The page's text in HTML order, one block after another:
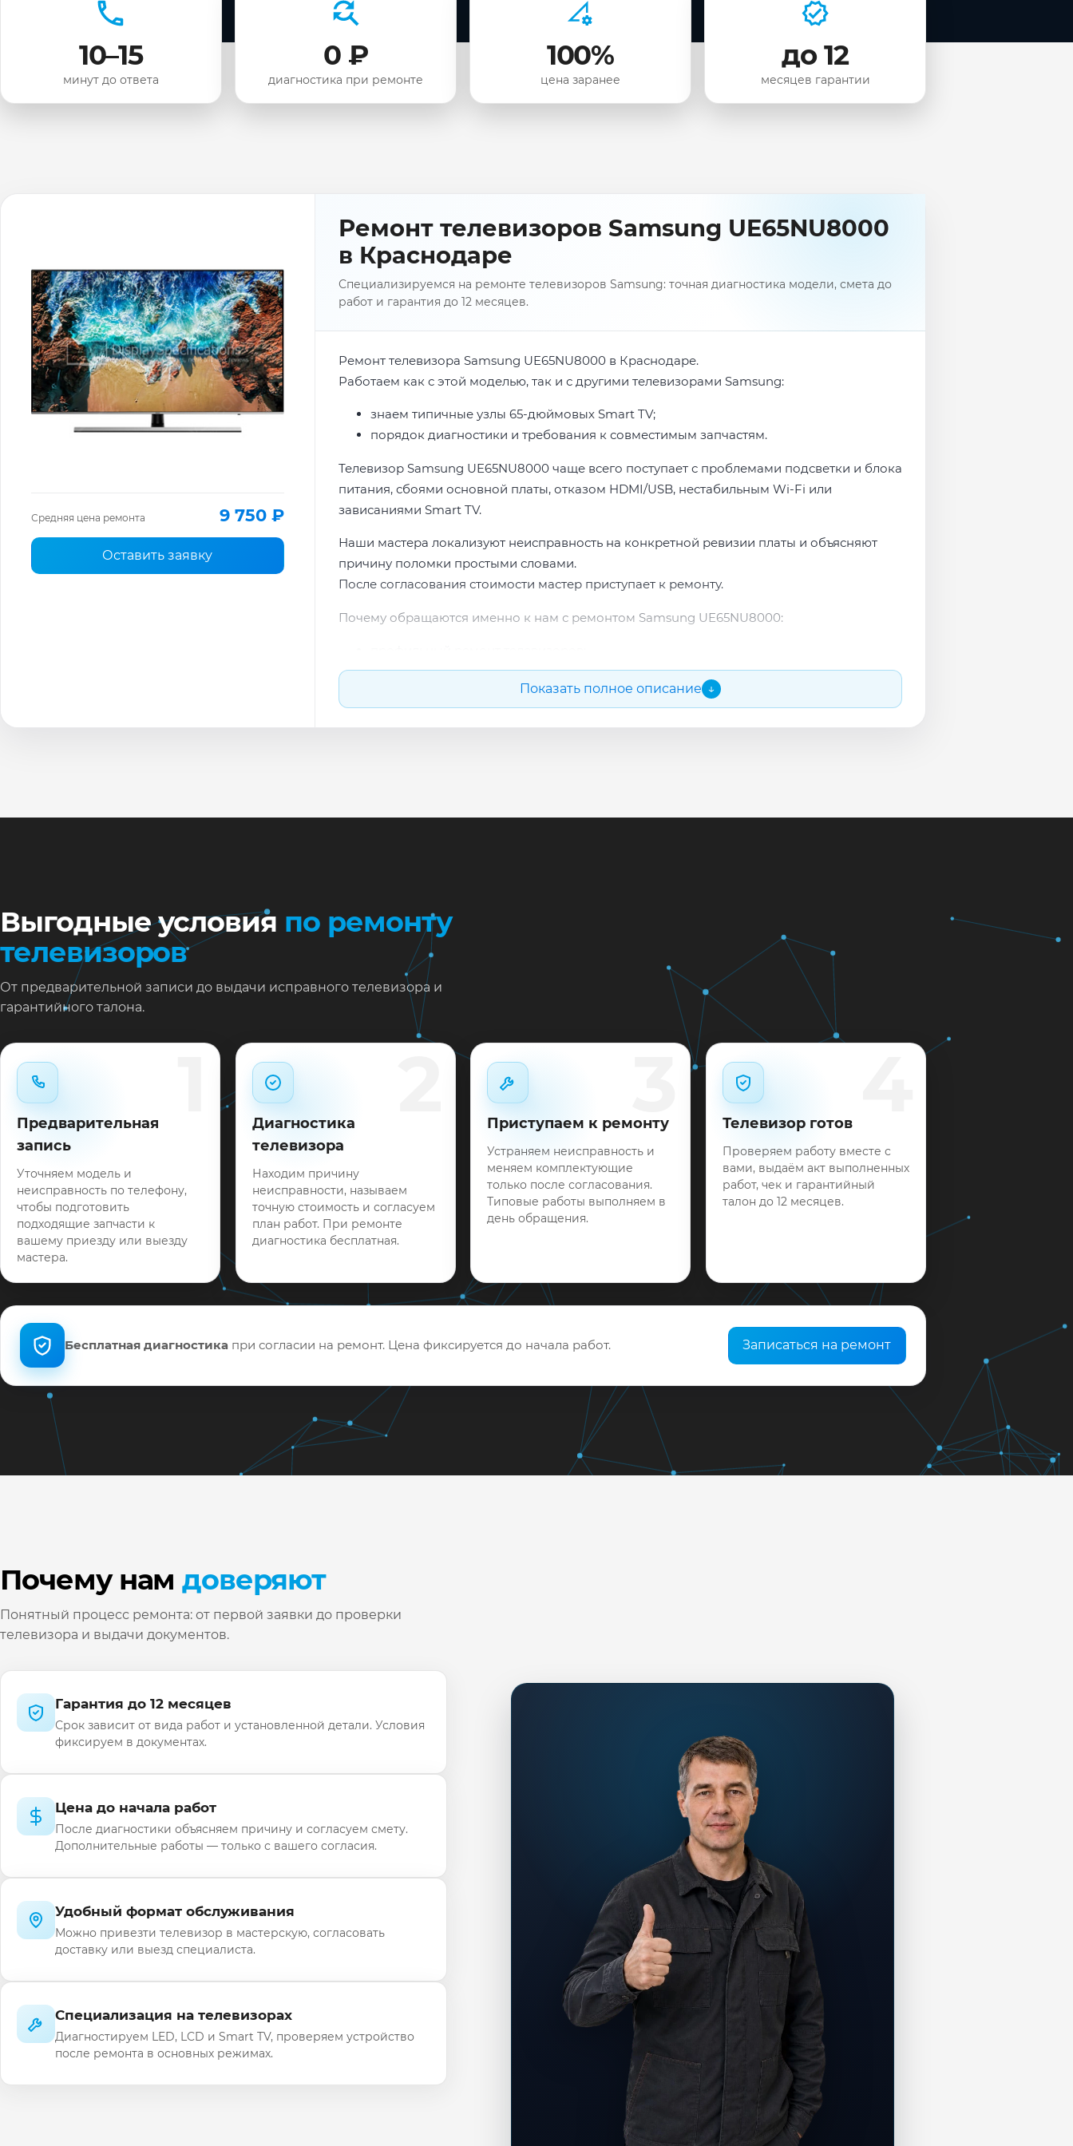
10–15
минут до ответа
0 ₽
диагностика при ремонте
100%
цена заранее
до 12
месяцев гарантии
Средняя цена ремонта 9 750 ₽
Оставить заявку
Ремонт телевизоров Samsung UE65NU8000
в Краснодаре
Специализируемся на ремонте телевизоров Samsung: точная диагностика модели, смета до
работ и гарантия до 12 месяцев.
Ремонт телевизора Samsung UE65NU8000 в Краснодаре.
Работаем как с этой моделью, так и с другими телевизорами Samsung:
знаем типичные узлы 65-дюймовых Smart TV;
порядок диагностики и требования к совместимым запчастям.
Телевизор Samsung UE65NU8000 чаще всего поступает с проблемами подсветки и блока
питания, сбоями основной платы, отказом HDMI/USB, нестабильным Wi-Fi или
зависаниями Smart TV.
Наши мастера локализуют неисправность на конкретной ревизии платы и объясняют
причину поломки простыми словами.
После согласования стоимости мастер приступает к ремонту.
Почему обращаются именно к нам с ремонтом Samsung UE65NU8000:
опыт по бренду Samsung;
прозрачная смета до начала работ;
подбор проверенных комплектующих.
Оставьте заявку или позвоните: укажите симптомы — подскажем ориентир по сроку и
Показать полное описание ↓
Выгодные условия по ремонту
телевизоров
От предварительной записи до выдачи исправного телевизора и
гарантийного талона.
Предварительная
запись
Уточняем модель и
неисправность по телефону,
чтобы подготовить
подходящие запчасти к
вашему приезду или выезду
мастера.
Диагностика
телевизора
Находим причину
неисправности, называем
точную стоимость и согласуем
план работ. При ремонте
диагностика бесплатная.
Приступаем к ремонту
Устраняем неисправность и
меняем комплектующие
только после согласования.
Типовые работы выполняем в
день обращения.
Телевизор готов
Проверяем работу вместе с
вами, выдаём акт выполненных
работ, чек и гарантийный
талон до 12 месяцев.
Бесплатная диагностика при согласии на ремонт. Цена фиксируется до начала работ. Записаться на ремонт
Почему намдоверяют
Понятный процесс ремонта: от первой заявки до проверки
телевизора и выдачи документов.
Гарантия до 12 месяцев
Срок зависит от вида работ и установленной детали. Условия
фиксируем в документах.
Цена до начала работ
После диагностики объясняем причину и согласуем смету.
Дополнительные работы — только с вашего согласия.
Удобный формат обслуживания
Можно привезти телевизор в мастерскую, согласовать
доставку или выезд специалиста.
Специализация на телевизорах
Диагностируем LED, LCD и Smart TV, проверяем устройство
после ремонта в основных режимах.